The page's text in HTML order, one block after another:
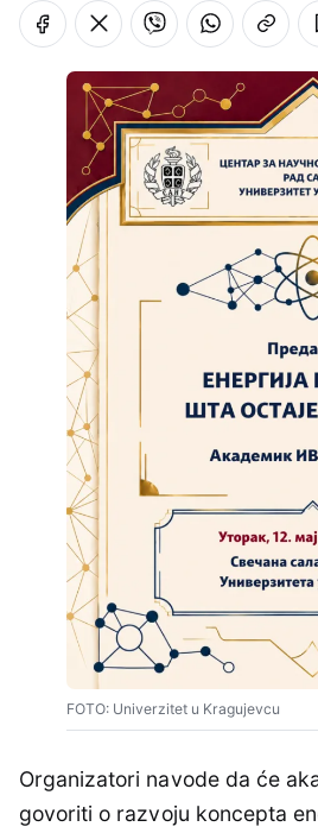
FOTO: Univerzitet u Kragujevcu
Organizatori navode da će
govoriti o razvoju koncepta